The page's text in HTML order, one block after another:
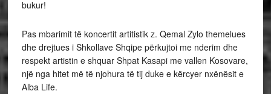
bukur!
Pas mbarimit të koncertit artitistik z. Qemal Zylo themelues
dhe drejtues i Shkollave Shqipe përkujtoi me nderim dhe
respekt artistin e shquar Shpat Kasapi me vallen Kosovare,
një nga hitet më të njohura të tij duke e kërcyer nxënësit e
Alba Life.